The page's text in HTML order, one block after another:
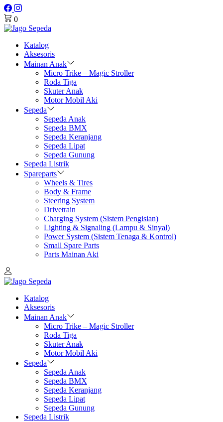
0
Katalog
Aksesoris
Mainan Anak
Micro Trike – Magic Stroller
Roda Tiga
Skuter Anak
Motor Mobil Aki
Sepeda
Sepeda Anak
Sepeda BMX
Sepeda Keranjang
Sepeda Lipat
Sepeda Gunung
Sepeda Listrik
Spareparts
Wheels & Tires
Body & Frame
Steering System
Drivetrain
Charging System (Sistem Pengisian)
Lighting & Signaling (Lampu & Sinyal)
Power System (Sistem Tenaga & Kontrol)
Small Spare Parts
Parts Mainan Aki
Katalog
Aksesoris
Mainan Anak
Micro Trike – Magic Stroller
Roda Tiga
Skuter Anak
Motor Mobil Aki
Sepeda
Sepeda Anak
Sepeda BMX
Sepeda Keranjang
Sepeda Lipat
Sepeda Gunung
Sepeda Listrik